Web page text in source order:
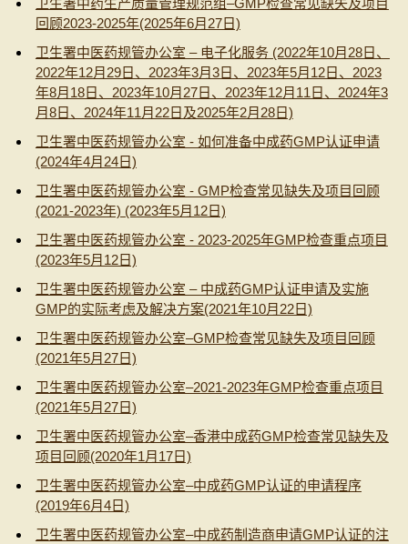
卫生署中药生产质量管理规范组–GMP检查常见缺失及项目
回顾2023-2025年(2025年6月27日)
卫生署中医药规管办公室 – 电子化服务 (2022年10月28日、
2022年12月29日、2023年3月3日、2023年5月12日、2023
年8月18日、2023年10月27日、2023年12月11日、2024年3
月8日、2024年11月22日及2025年2月28日)
卫生署中医药规管办公室 - 如何准备中成药GMP认证申请
(2024年4月24日)
卫生署中医药规管办公室 - GMP检查常见缺失及项目回顾
(2021-2023年) (2023年5月12日)
卫生署中医药规管办公室 - 2023-2025年GMP检查重点项目
(2023年5月12日)
卫生署中医药规管办公室 – 中成药GMP认证申请及实施
GMP的实际考虑及解决方案(2021年10月22日)
卫生署中医药规管办公室–GMP检查常见缺失及项目回顾
(2021年5月27日)
卫生署中医药规管办公室–2021-2023年GMP检查重点项目
(2021年5月27日)
卫生署中医药规管办公室–香港中成药GMP检查常见缺失及
项目回顾(2020年1月17日)
卫生署中医药规管办公室–中成药GMP认证的申请程序
(2019年6月4日)
卫生署中医药规管办公室–中成药制造商申请GMP认证的注